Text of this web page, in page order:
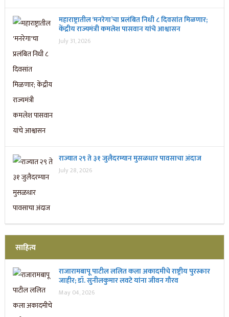
महाराष्ट्रातील ‘मनरेगा’चा प्रलंबित निधी ८ दिवसांत मिळणार;
केंद्रीय राज्यमंत्री कमलेश पासवान यांचे आश्वासन
July 31, 2026
राज्यात २९ ते ३१ जुलैदरम्यान मुसळधार पावसाचा अंदाज
July 28, 2026
साहित्य
राजारामबापू पाटील ललित कला अकादमीचे राष्ट्रीय पुरस्कार
जाहीर; डॉ. सुनीलकुमार लवटे यांना जीवन गौरव
May 04, 2026